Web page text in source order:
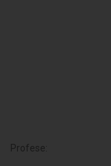
Profese: